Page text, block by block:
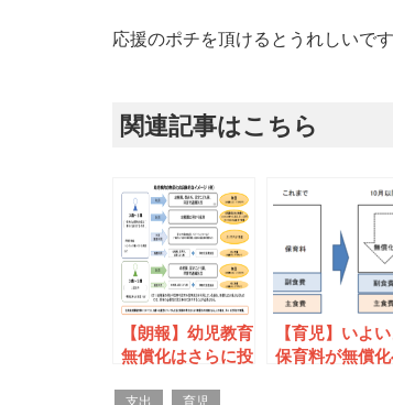
応援のポチを頂けるとうれしいです
関連記事はこちら
【朗報】幼児教育
無償化はさらに投
【育児】いよ
保育料が無償
支出 育児